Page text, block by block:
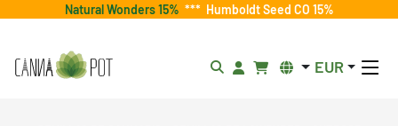
Natural Wonders 15% *** Humboldt Seed CO 15%
EUR